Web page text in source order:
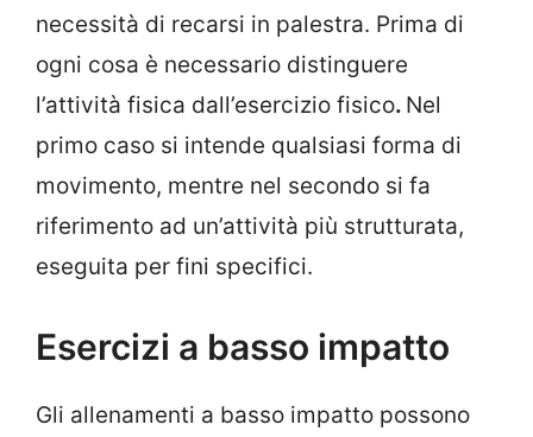
necessità di recarsi in palestra. Prima di
ogni cosa è necessario distinguere
l’attività fisica dall’esercizio fisico. Nel
primo caso si intende qualsiasi forma di
movimento, mentre nel secondo si fa
riferimento ad un’attività più strutturata,
eseguita per fini specifici.
Esercizi a basso impatto
Gli allenamenti a basso impatto possono